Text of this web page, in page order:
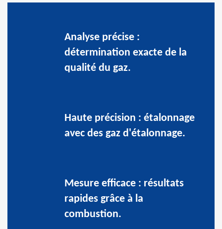
Analyse précise :
détermination exacte de la
qualité du gaz.
Haute précision : étalonnage
avec des gaz d'étalonnage.
Mesure efficace : résultats
rapides grâce à la
combustion.